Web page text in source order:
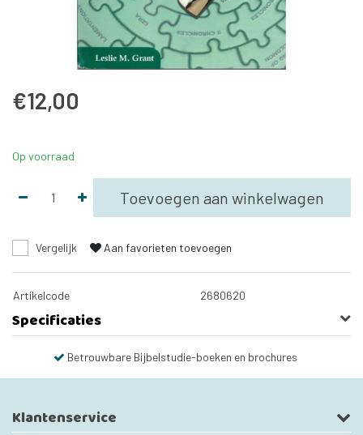
€12,00
Op voorraad
Toevoegen aan winkelwagen
Vergelijk Aan favorieten toevoegen
Artikelcode 2680620
Specificaties
Betrouwbare Bijbelstudie-boeken en brochures
Klantenservice